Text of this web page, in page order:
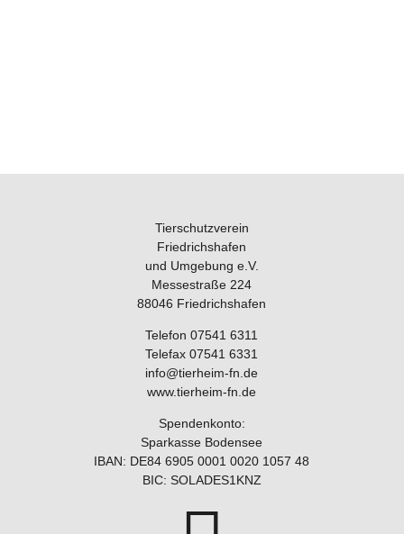
Tierschutzverein
Friedrichshafen
und Umgebung e.V.
Messestraße 224
88046 Friedrichshafen
Telefon 07541 6311
Telefax 07541 6331
info@tierheim-fn.de
www.tierheim-fn.de
Spendenkonto:
Sparkasse Bodensee
IBAN: DE84 6905 0001 0020 1057 48
BIC: SOLADES1KNZ